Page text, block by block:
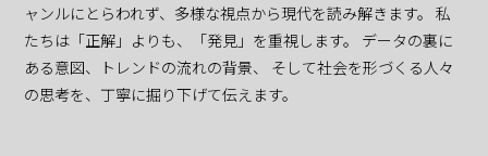
ャンルにとらわれず、多様な視点から現代を読み解きます。 私
たちは「正解」よりも、「発見」を重視します。 データの裏に
ある意図、トレンドの流れの背景、 そして社会を形づくる人々
の思考を、丁寧に掘り下げて伝えます。